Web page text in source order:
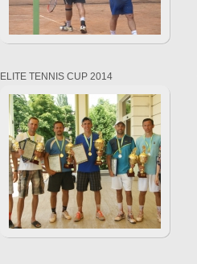
ELITE TENNIS CUP 2014